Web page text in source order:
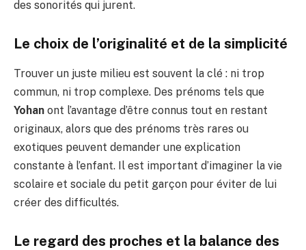
des sonorités qui jurent.
Le choix de l’originalité et de la simplicité
Trouver un juste milieu est souvent la clé : ni trop
commun, ni trop complexe. Des prénoms tels que
Yohan ont l’avantage d’être connus tout en restant
originaux, alors que des prénoms très rares ou
exotiques peuvent demander une explication
constante à l’enfant. Il est important d’imaginer la vie
scolaire et sociale du petit garçon pour éviter de lui
créer des difficultés.
Le regard des proches et la balance des